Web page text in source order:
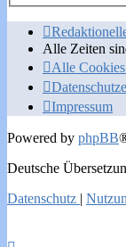
Alle Zeiten
Alle
Impressum
Powered by phpBB
Deutsche
Datenschutz |